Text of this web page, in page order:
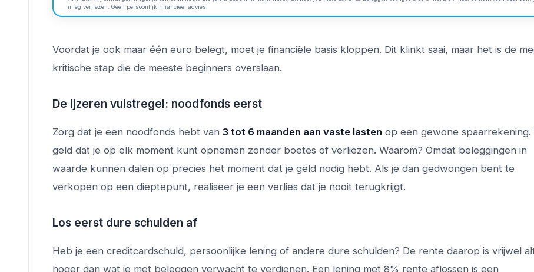
inleg verliezen. Geen persoonlijk financieel advies.
Voordat je ook maar één euro belegt, moet je financiële basis kloppen. Dit klinkt saai, maar het is de
kritische stap die de meeste beginners overslaan.
De ijzeren vuistregel: noodfonds eerst
Zorg dat je een noodfonds hebt van 3 tot 6 maanden aan vaste lasten op een gewone spaarrekening.
geld dat je op elk moment kunt opnemen zonder boetes of verliezen. Waarom? Omdat beleggingen in
waarde kunnen dalen op precies het moment dat je geld nodig hebt. Als je dan gedwongen bent te
verkopen op een dieptepunt, realiseer je een verlies dat je nooit terugkrijgt.
Los eerst dure schulden af
Heb je een creditcardschuld, persoonlijke lening of andere dure schulden? De rente daarop is vrijwel
hoger dan wat je met beleggen verwacht te verdienen. Een lening met 8% rente aflossen is een